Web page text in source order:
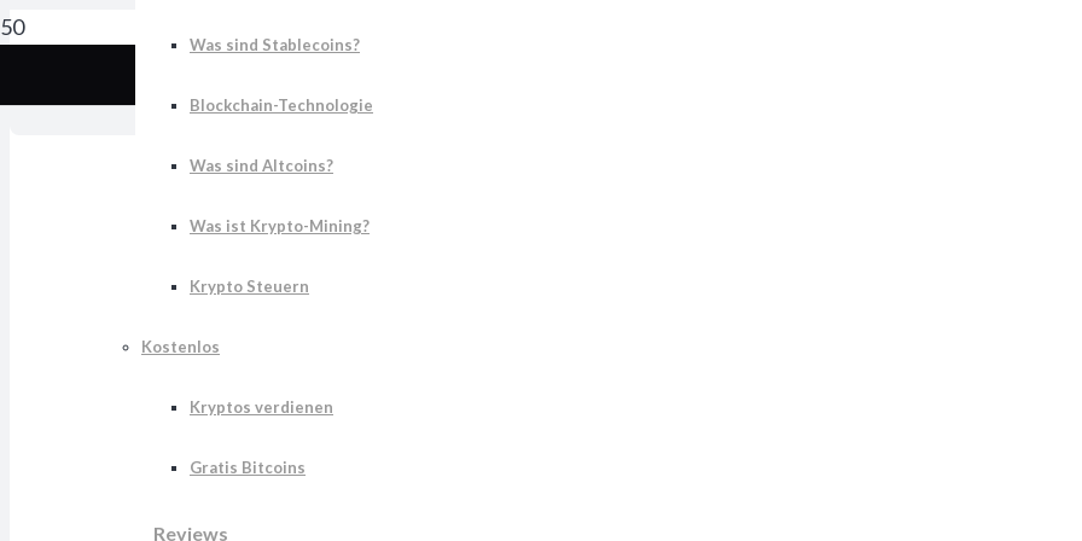
Was sind Stablecoins?
Blockchain-Technologie
Was sind Altcoins?
Was ist Krypto-Mining?
Krypto Steuern
Kostenlos
Kryptos verdienen
Gratis Bitcoins
Reviews